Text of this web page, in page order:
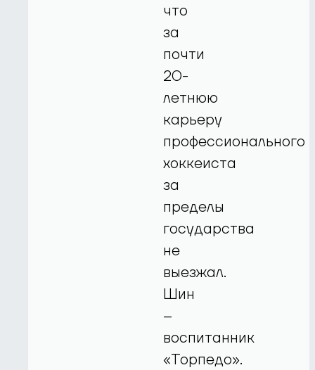
что
за
почти
20-
летнюю
карьеру
профессионального
хоккеиста
за
пределы
государства
не
выезжал.
Шин
–
воспитанник
«Торпедо».